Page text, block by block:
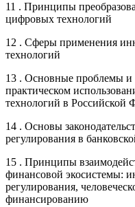
11 . Принципы
цифровых технологий
12 . Сферы применения
технологий
13 . Основные проблемы и
практическом
технологий в Российской
14 . Основы
регулирования в
15 . Принципы
финансовой экосистемы:
регулирования,
финансированию